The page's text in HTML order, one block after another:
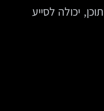
יכולה לסייע